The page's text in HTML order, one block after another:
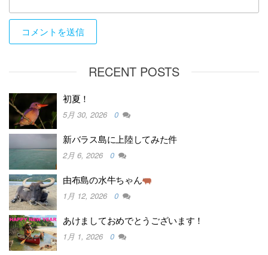
RECENT POSTS
初夏！
5月 30, 2026 0
新バラス島に上陸してみた件
2月 6, 2026 0
由布島の水牛ちゃん
1月 12, 2026 0
あけましておめでとうございます！
1月 1, 2026 0